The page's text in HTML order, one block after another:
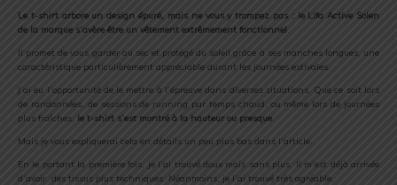
Le t-shirt arbore un design épuré, mais ne vous y trompez pas : le Lifa Active Solen
de la marque s’avère être un vêtement extrêmement fonctionnel.
Il promet de vous garder au sec et protégé du soleil grâce à ses manches longues, une
caractéristique particulièrement appréciable durant les journées estivales.
J’ai eu l’opportunité de le mettre à l’épreuve dans diverses situations. Que ce soit lors
de randonnées, de sessions de running par temps chaud, ou même lors de journées
plus fraîches, le t-shirt s’est montré à la hauteur ou presque.
Mais je vous expliquerai cela en détails un peu plus bas dans l’article.
En le portant la première fois, je l’ai trouvé doux mais sans plus. Il m’est déjà arrivée
d’avoir des tissus plus techniques. Néanmoins, je l’ai trouvé très agréable.